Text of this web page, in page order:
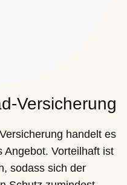
Versicherung
handelt es
Angebot. Vorteilhaft ist
sodass sich der